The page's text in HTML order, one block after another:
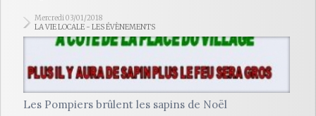
Mercredi 03/01/2018
LA VIE LOCALE - LES ÉVÈNEMENTS
Les Pompiers brûlent les sapins de Noël